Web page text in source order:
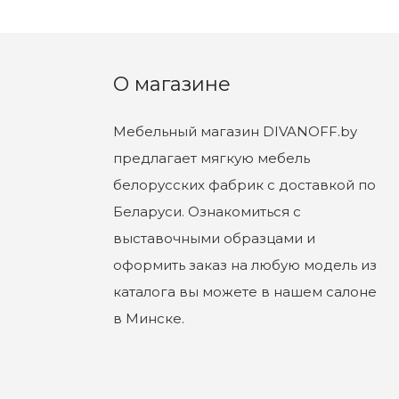
О магазине
Мебельный магазин DIVANOFF.by
предлагает мягкую мебель
белорусских фабрик с доставкой по
Беларуси. Ознакомиться с
выставочными образцами и
оформить заказ на любую модель из
каталога вы можете в нашем салоне
в Минске.